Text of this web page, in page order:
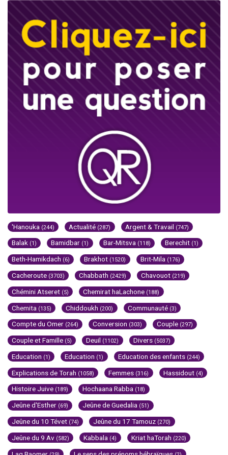
'Hanouka (244) Actualité (287) Argent & Travail (747)
Balak (1) Bamidbar (1) Bar-Mitsva (118) Berechit (1)
Beth-Hamikdach (6) Brakhot (1520) Brit-Mila (176)
Cacheroute (3703) Chabbath (2429) Chavouot (219)
Chémini Atseret (5) Chemirat haLachone (188)
Chemita (135) Chiddoukh (200) Communauté (3)
Compte du Omer (264) Conversion (303) Couple (297)
Couple et Famille (5) Deuil (1102) Divers (5037)
Education (1) Education (1) Education des enfants (244)
Explications de Torah (1058) Femmes (316) Hassidout (4)
Histoire Juive (189) Hochaana Rabba (18)
Jeûne d'Esther (69) Jeûne de Guedalia (51)
Jeûne du 10 Tévet (74) Jeûne du 17 Tamouz (270)
Jeûne du 9 Av (582) Kabbala (4) Kriat haTorah (220)